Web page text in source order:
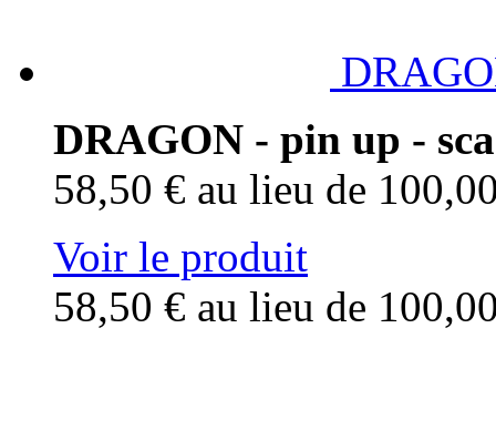
DRAGON - pin up -
58,50 € au lieu de
Voir le produit
58,50 € au lieu de